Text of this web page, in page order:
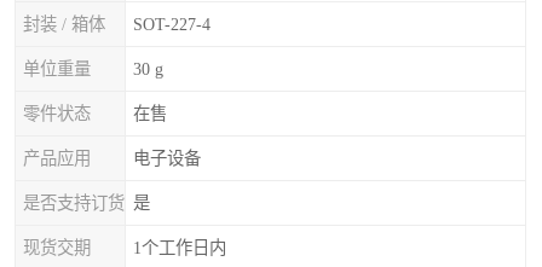
封装 / 箱体 SOT-227-4
单位重量 30 g
零件状态 在售
产品应用 电子设备
是否支持订货 是
现货交期 1个工作日内